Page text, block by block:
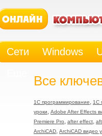
Сети Windows
Все
1С программирование, 1С
уроки, Adobe After Effects
Premiere Pro, after effect,
ArchiCAD, ArchiCAD видео